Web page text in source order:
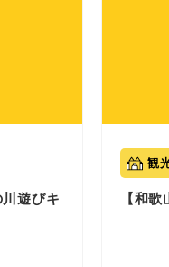
遊びキ
観
【和